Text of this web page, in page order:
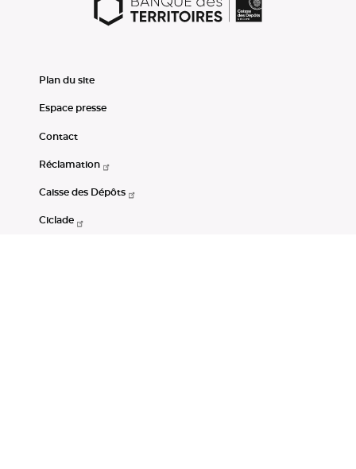
Plan du site
Espace presse
Contact
Réclamation
Caisse des Dépôts
Ciclade